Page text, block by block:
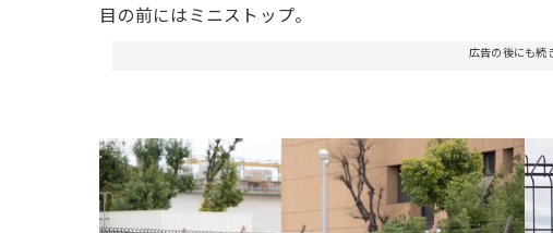
目の前にはミニストップ。
広告の後にも続